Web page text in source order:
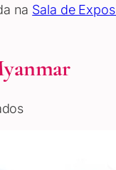
na Sala de